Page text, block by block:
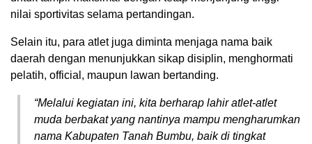
nilai sportivitas selama pertandingan.
Selain itu, para atlet juga diminta menjaga nama baik
daerah dengan menunjukkan sikap disiplin, menghormati
pelatih, official, maupun lawan bertanding.
“Melalui kegiatan ini, kita berharap lahir atlet-atlet
muda berbakat yang nantinya mampu mengharumkan
nama Kabupaten Tanah Bumbu, baik di tingkat